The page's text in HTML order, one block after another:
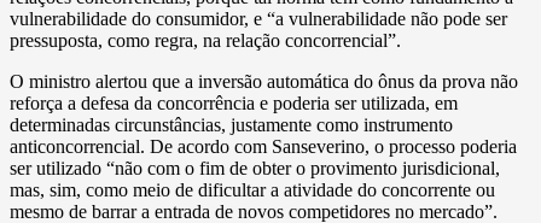
vulnerabilidade do consumidor, e “a vulnerabilidade não pode ser
pressuposta, como regra, na relação concorrencial”.
O ministro alertou que a inversão automática do ônus da prova não
reforça a defesa da concorrência e poderia ser utilizada, em
determinadas circunstâncias, justamente como instrumento
anticoncorrencial. De acordo com Sanseverino, o processo poderia
ser utilizado “não com o fim de obter o provimento jurisdicional,
mas, sim, como meio de dificultar a atividade do concorrente ou
mesmo de barrar a entrada de novos competidores no mercado”.